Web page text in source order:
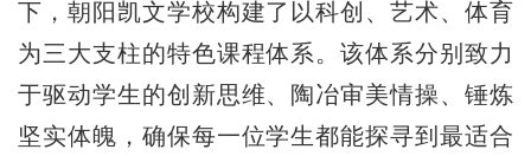
下，朝阳凯文学校构建了以科创、艺术、体育
为三大支柱的特色课程体系。该体系分别致力
于驱动学生的创新思维、陶冶审美情操、锤炼
坚实体魄，确保每一位学生都能探寻到最适合